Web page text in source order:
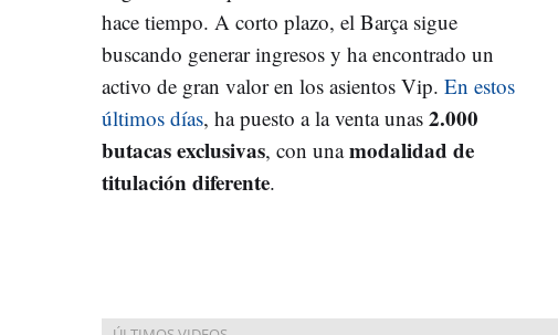
hace tiempo. A corto plazo, el Barça sigue
buscando generar ingresos y ha encontrado un
activo de gran valor en los asientos Vip. En estos
últimos días, ha puesto a la venta unas 2.000
butacas exclusivas, con unamodalidad de
titulación diferente.